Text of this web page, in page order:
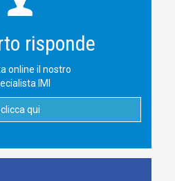
risponde
online il nostro
IMI
clicca qui